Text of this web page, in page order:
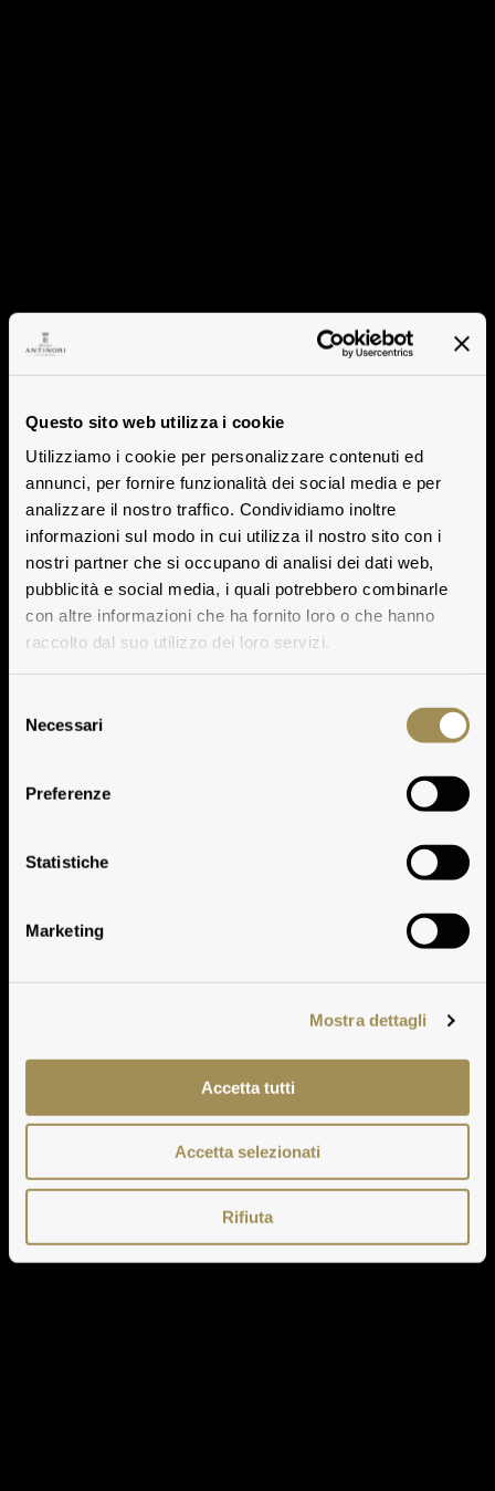
Questo sito web utilizza i cookie
Utilizziamo i cookie per personalizzare contenuti ed
annunci, per fornire funzionalità dei social media e per
analizzare il nostro traffico. Condividiamo inoltre
informazioni sul modo in cui utilizza il nostro sito con i
nostri partner che si occupano di analisi dei dati web,
pubblicità e social media, i quali potrebbero combinarle
con altre informazioni che ha fornito loro o che hanno
raccolto dal suo utilizzo dei loro servizi.
delNecessari
Preferenze
Statistiche
Marketing
Mostra dettagli
Accetta tutti
Accetta selezionati
Rifiuta
Tasting Notes